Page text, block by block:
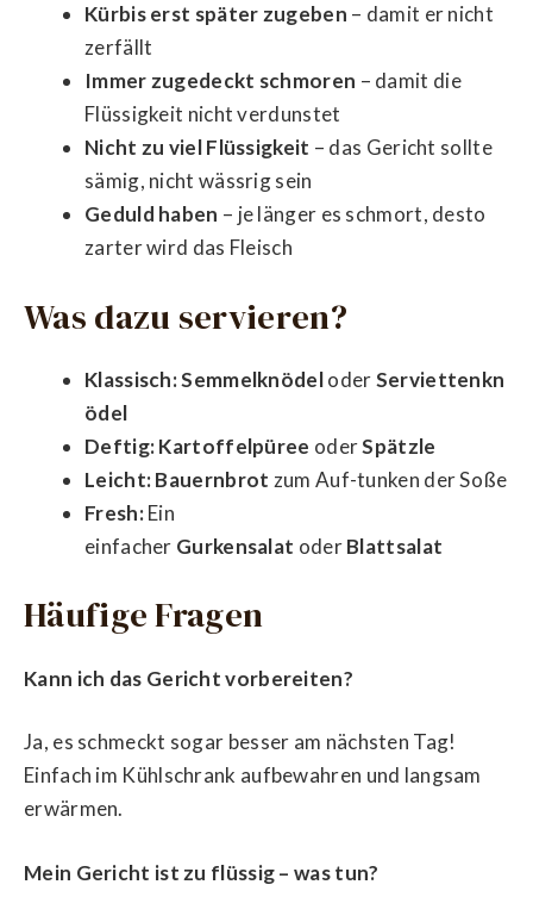
Kürbis erst später zugeben – damit er nicht
zerfällt
Immer zugedeckt schmoren – damit die
Flüssigkeit nicht verdunstet
Nicht zu viel Flüssigkeit – das Gericht sollte
sämig, nicht wässrig sein
Geduld haben – je länger es schmort, desto
zarter wird das Fleisch
Was dazu servieren?
Klassisch:SemmelknödeloderServiettenkn
ödel
Deftig:Kartoffelpüree oderSpätzle
Leicht:Bauernbrot zum Auf-tunken der Soße
Fresh:Ein
einfacher Gurkensalat oderBlattsalat
Häufige Fragen
Kann ich das Gericht vorbereiten?
Ja, es schmeckt sogar besser am nächsten Tag!
Einfach im Kühlschrank aufbewahren und langsam
erwärmen.
Mein Gericht ist zu flüssig – was tun?